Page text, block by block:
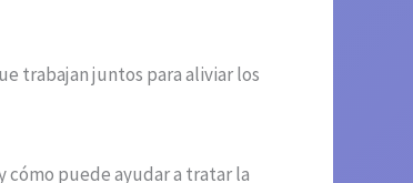
trabajan juntos para aliviar los
puede ayudar a tratar la